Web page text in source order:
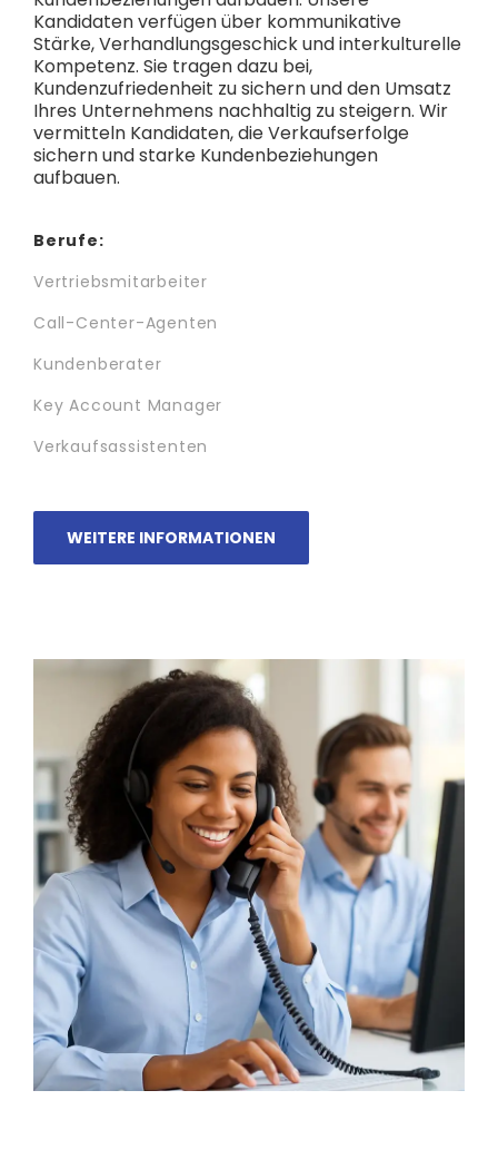
Kandidaten verfügen über kommunikative
Stärke, Verhandlungsgeschick und interkulturelle
Kompetenz. Sie tragen dazu bei,
Kundenzufriedenheit zu sichern und den Umsatz
Ihres Unternehmens nachhaltig zu steigern. Wir
vermitteln Kandidaten, die Verkaufserfolge
sichern und starke Kundenbeziehungen
aufbauen.
Berufe:
Vertriebsmitarbeiter
Call-Center-Agenten
Kundenberater
Key Account Manager
Verkaufsassistenten
WEITERE INFORMATIONEN